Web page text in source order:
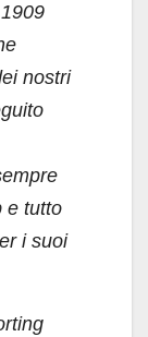
nostri
e tutto
i suoi